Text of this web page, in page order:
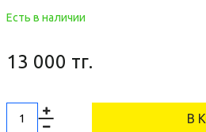
Есть в наличии
13 000 тг.
В